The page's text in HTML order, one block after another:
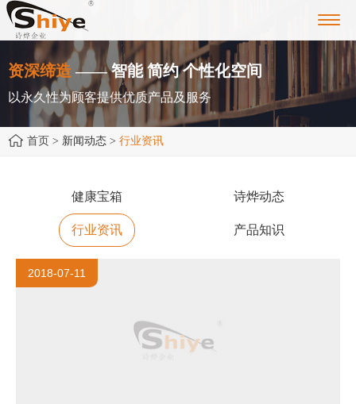
资深缔造 —— 智能 简约 个性化空间
以永久性为顾客提供优质产品及服务
首页 > 新闻动态 > 行业资讯
健康宝箱 诗烨动态
行业资讯 产品知识
2018-07-11